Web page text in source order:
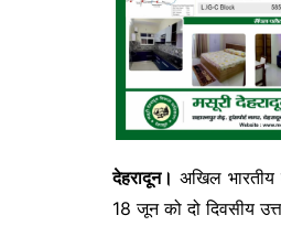
देहरादून। अखिल
18 जून को दो दिवसीय